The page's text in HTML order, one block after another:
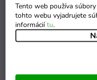
Tento web používa
tohto webu vyjadrujete
informáciítu.